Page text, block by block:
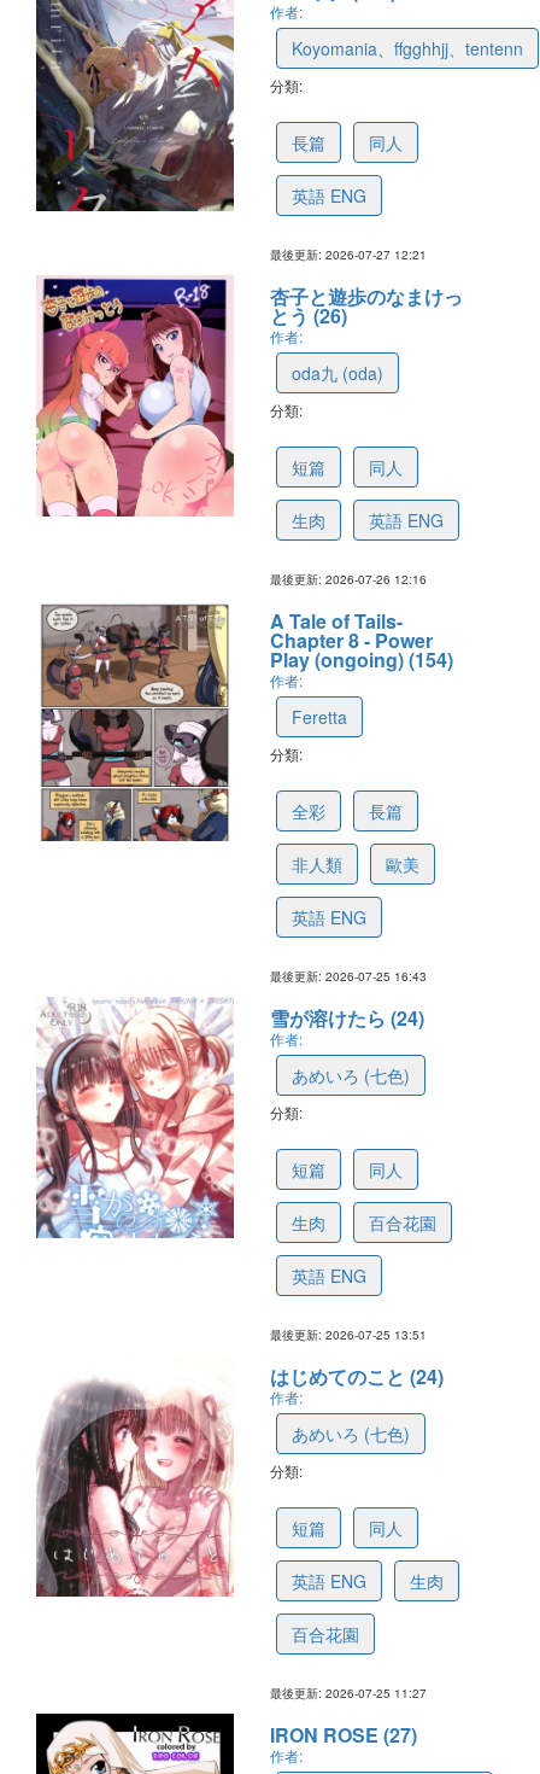
作者:
Koyomania、ffgghhjj、tentenn
分類:
長篇 同人
英語 ENG
最後更新: 2026-07-27 12:21
杏子と遊歩のなまけっ
とう (26)
作者:
oda九 (oda)
分類:
短篇 同人
生肉 英語 ENG
最後更新: 2026-07-26 12:16
A Tale of Tails-
Chapter 8 - Power
Play (ongoing) (154)
作者:
Feretta
分類:
全彩 長篇
非人類 歐美
英語 ENG
最後更新: 2026-07-25 16:43
雪が溶けたら (24)
作者:
あめいろ (七色)
分類:
短篇 同人
生肉 百合花園
英語 ENG
最後更新: 2026-07-25 13:51
はじめてのこと (24)
作者:
あめいろ (七色)
分類:
短篇 同人
英語 ENG 生肉
百合花園
最後更新: 2026-07-25 11:27
IRON ROSE (27)
作者: